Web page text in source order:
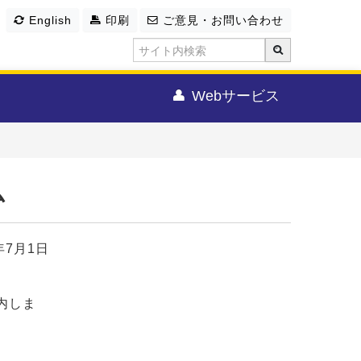
English 印刷 ご意見・お問い合わせ
Webサービス
7月1日
しま